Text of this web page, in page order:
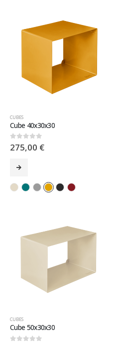
CUBES
Cube 40x30x30
0sur 5
275,00 €
CUBES
Cube 50x30x30